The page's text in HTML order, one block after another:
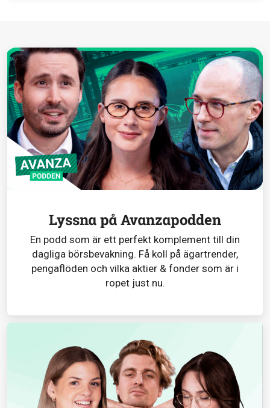
Lyssna på Avanzapodden
En podd som är ett perfekt komplement till din
dagliga börsbevakning. Få koll på ägartrender,
pengaflöden och vilka aktier & fonder som är i
ropet just nu.